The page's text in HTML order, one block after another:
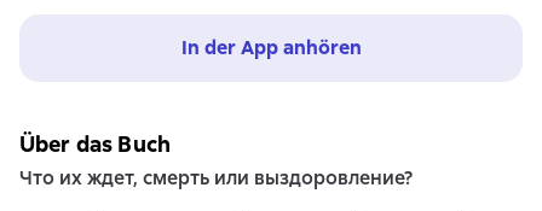
In der App anhören
Über das Buch
Что их ждет, cмерть или выздоровление?